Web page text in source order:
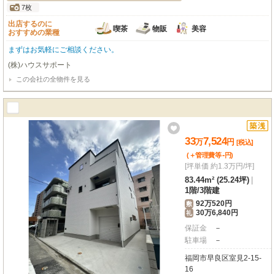
7枚
出店するのに
おすすめの業種
喫茶 物販 美容
まずはお気軽にご相談ください。
(株)ハウスサポート
この会社の全物件を見る
33万7,524円 [税込]
(＋管理費等-円)
[坪単価 約1.3万円/坪]
83.44m² (25.24坪)
1階/3階建
敷 92万520円
礼 30万6,840円
保証金
－
駐車場
－
福岡市早良区室見2-15-
16